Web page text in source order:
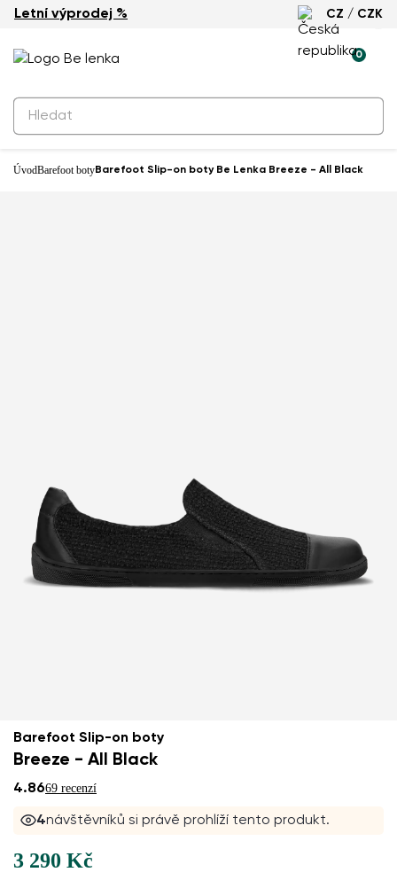
Letní výprodej % CZ / CZK
0
ÚvodBarefoot botyBarefoot Slip-on boty Be Lenka Breeze - All Black
Barefoot Slip-on boty
Breeze - All Black
4.8669 recenzí
4návštěvníků si právě prohlíží tento produkt.
3 290 Kč